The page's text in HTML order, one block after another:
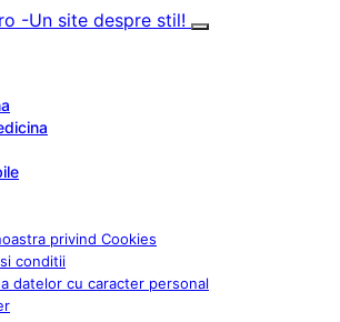
privind Cookies
conditii
datelor cu caracter personal